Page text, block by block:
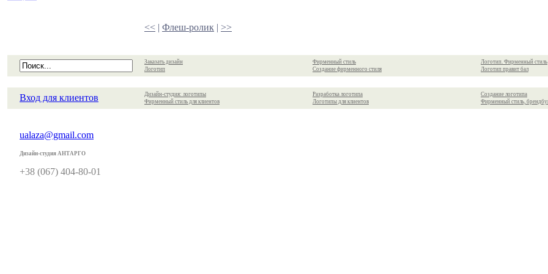
<< | Флеш-ролик | >>
Заказать дизайн
Логотип
Фирменный стиль
Создание фирменного стиля
Логотип. Фирменный стиль
Логотип правит бал
Вход для клиентов
Дизайн-студия: логотипы
Фирменный стиль для клиентов
Разработка логотипа
Логотипы для клиентов
Создание логотипа
Фирменный стиль,
ualaza@gmail.com
Дизайн-студия АНТАРГО
+38 (067) 404-80-01